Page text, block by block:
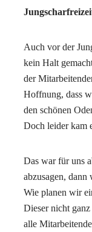
Auch vor der
kein Halt
der
Hoffnung, dass
den schönen
Doch leider kam
Das war für uns
abzusagen, dann
Wie planen wir
Dieser nicht
alle